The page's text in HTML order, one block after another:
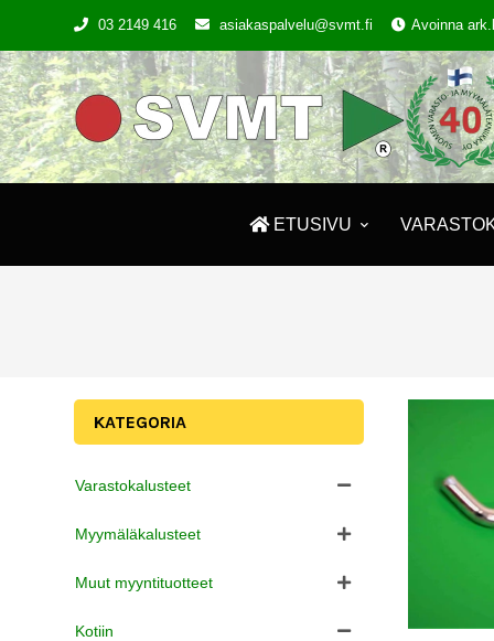
03 2149 416 asiakaspalvelu@svmt.fi Avoinna
ETUSIVU
KATEGORIA
Varastokalusteet
Myymäläkalusteet
Muut myyntituotteet
Kotiin